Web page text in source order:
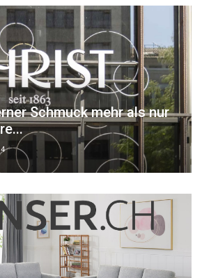
Schmuck mehr als nur
4